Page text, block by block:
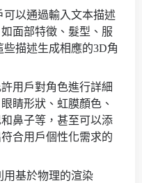
可以通過輸入文本描述
面部特徵、髮型、服
描述生成相應的3D角
許用戶對角色進行詳細
睛形狀、虹膜顏色、
鼻子等，甚至可以添
合用戶個性化需求的
用基於物理的渲染